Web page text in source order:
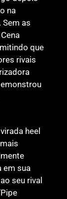
na
Sem as
que
rivais
heel
em sua
seu rival